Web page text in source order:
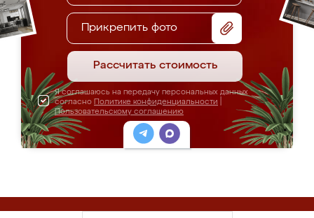
Прикрепить фото
Рассчитать стоимость
Я соглашаюсь на передачу персональных данных
согласно Политике конфиденциальности
Пользовательскому соглашению